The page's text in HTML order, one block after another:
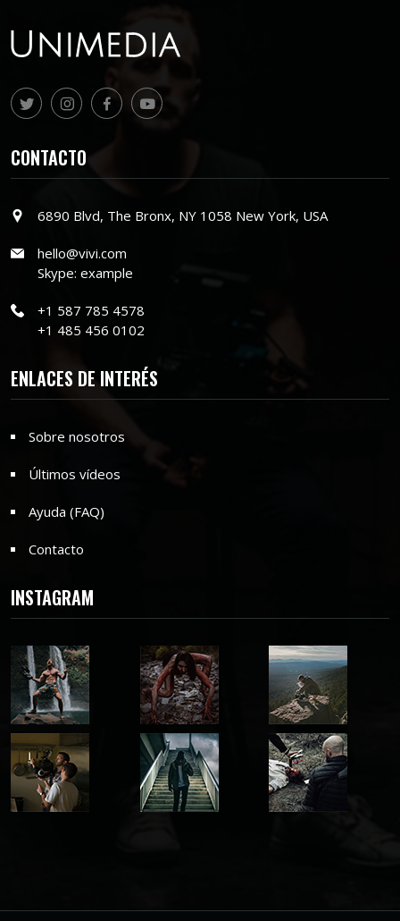
CONTACTO
6890 Blvd, The Bronx, NY 1058 New York, USA
hello@vivi.com
Skype: example
+1 587 785 4578
+1 485 456 0102
ENLACES DE INTERÉS
Sobre nosotros
Últimos vídeos
Ayuda (FAQ)
Contacto
INSTAGRAM